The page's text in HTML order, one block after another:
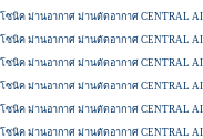
โซนิค ม่านอากาศ ม่านตัดอากาศ CENTRAL
โซนิค ม่านอากาศ ม่านตัดอากาศ CENTRAL
โซนิค ม่านอากาศ ม่านตัดอากาศ CENTRAL
โซนิค ม่านอากาศ ม่านตัดอากาศ CENTRAL
โซนิค ม่านอากาศ ม่านตัดอากาศ CENTRAL
โซนิค ม่านอากาศ ม่านตัดอากาศ CENTRAL